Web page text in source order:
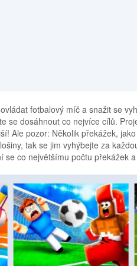
fotbalový míč a snažit se
se dosáhnout co nejvíce cílů.
Ale pozor: Několik překážek,
tak se jim vyhýbejte za
se co největšímu počtu překážek